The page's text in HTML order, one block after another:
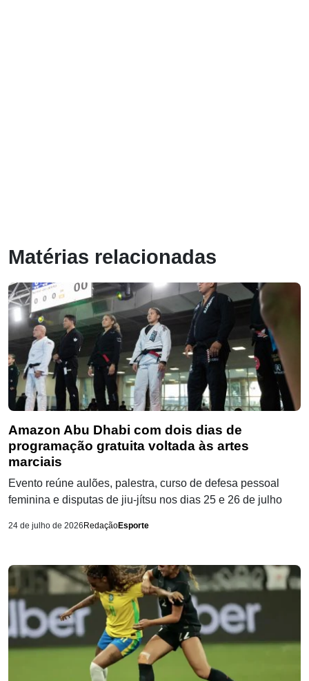
Matérias relacionadas
Amazon Abu Dhabi com dois dias de
programação gratuita voltada às artes
marciais
Evento reúne aulões, palestra, curso de defesa pessoal
feminina e disputas de jiu-jítsu nos dias 25 e 26 de julho
24 de julho de 2026 RedaçãoEsporte